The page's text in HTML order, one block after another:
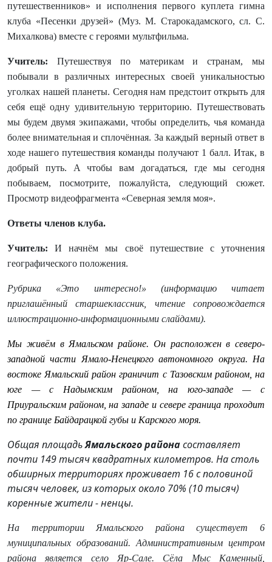
путешественников» и исполнения первого куплета гимна
клуба «Песенки друзей» (Муз. М. Старокадамского, сл. С.
Михалкова) вместе с героями мультфильма.
Учитель: Путешествуя по материкам и странам, мы
побывали в различных интересных своей уникальностью
уголках нашей планеты. Сегодня нам предстоит открыть для
себя ещё одну удивительную территорию. Путешествовать
мы будем двумя экипажами, чтобы определить, чья команда
более внимательная и сплочённая. За каждый верный ответ в
ходе нашего путешествия команды получают 1 балл. Итак, в
добрый путь. А чтобы вам догадаться, где мы сегодня
побываем, посмотрите, пожалуйста, следующий сюжет.
Просмотр видеофрагмента «Северная земля моя».
Ответы членов клуба.
Учитель:И начнём мы своё путешествие с уточнения
географического положения.
Рубрика «Это интересно!» (информацию читает
приглашённый старшеклассник, чтение сопровождается
иллюстрационно-информационными слайдами).
Мы живём в Ямальском районе. Он расположен в северо-
западной части Ямало-Ненецкого автономного округа. На
востоке Ямальский район граничит с Тазовским районом, на
юге — с Надымским районом, на юго-западе — с
Приуральским районом, на западе и севере граница проходит
по границе Байдарацкой губы и Карского моря.
Общая площадьЯмальского районасоставляет
почти 149 тысяч квадратных километров. На столь
обширных территориях проживает 16 с половиной
тысяч человек, из которых около 70% (10 тысяч)
коренные жители - ненцы.
На территории Ямальского района существует 6
муниципальных образований. Административным центром
района является село Яр-Сале. Сёла Мыс Каменный,